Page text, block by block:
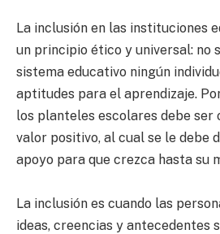
La inclusión en las instituciones
un principio ético y universal: no
sistema educativo ningún
aptitudes para el aprendizaje.
los planteles escolares debe ser
valor positivo, al cual se le debe
apoyo para que crezca hasta su
La inclusión es cuando las
ideas, creencias y antecedentes